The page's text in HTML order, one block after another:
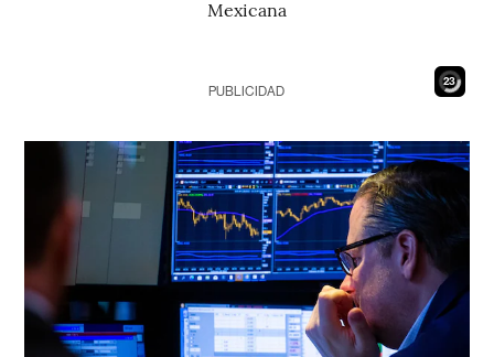
Mexicana
22
PUBLICIDAD